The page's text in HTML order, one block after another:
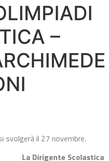
–
svolgerà il 27 novembre.
La Dirigente Scolastica